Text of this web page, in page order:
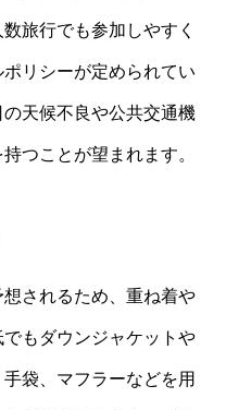
旅行でも参加しやすく
リシーが定められてい
天候不良や公共交通機
つことが望まれます。
されるため、重ね着や
もダウンジャケットや
袋、マフラーなどを用